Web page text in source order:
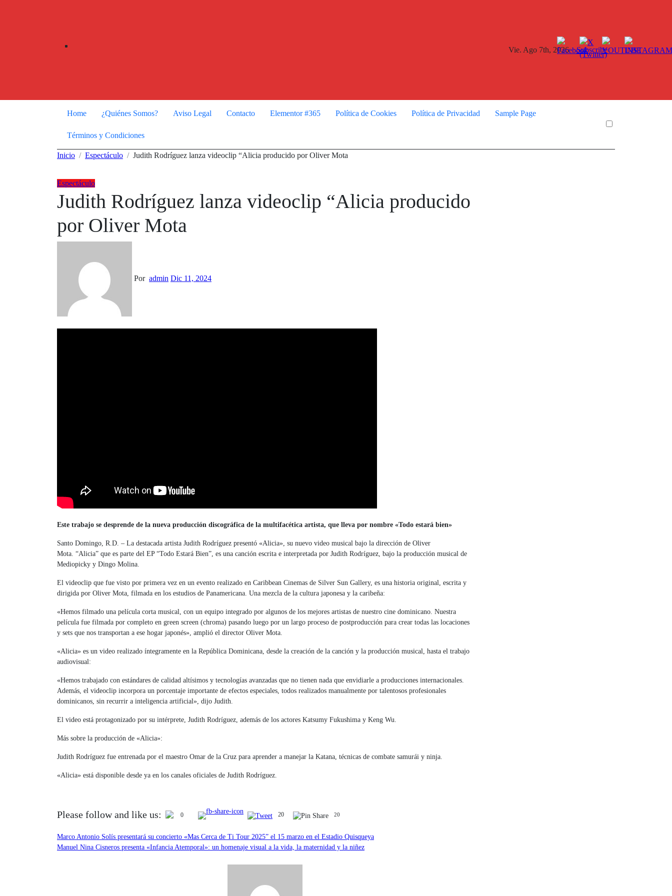
Vie. Ago 7th, 2026 Subscribe
Home ¿Quiénes Somos? Aviso Legal Contacto Elementor #365 Política de Cookies Política de Privacidad Sample Page
Términos y Condiciones
Inicio Espectáculo Judith Rodríguez lanza videoclip “Alicia producido por Oliver Mota
Espectáculo
Judith Rodríguez lanza videoclip “Alicia producido
por Oliver Mota
Por admin Dic 11, 2024
Este trabajo se desprende de la nueva producción discográfica de la multifacética artista, que lleva por nombre «Todo estará bien»
Santo Domingo, R.D. – La destacada artista Judith Rodríguez presentó «Alicia», su nuevo video musical bajo la dirección de Oliver
Mota. “Alicia” que es parte del EP “Todo Estará Bien”, es una canción escrita e interpretada por Judith Rodríguez, bajo la producción musical de
Mediopicky y Dingo Molina.
El videoclip que fue visto por primera vez en un evento realizado en Caribbean Cinemas de Silver Sun Gallery, es una historia original, escrita y
dirigida por Oliver Mota, filmada en los estudios de Panamericana. Una mezcla de la cultura japonesa y la caribeña:
«Hemos filmado una película corta musical, con un equipo integrado por algunos de los mejores artistas de nuestro cine dominicano. Nuestra
película fue filmada por completo en green screen (chroma) pasando luego por un largo proceso de postproducción para crear todas las locaciones
y sets que nos transportan a ese hogar japonés», amplió el director Oliver Mota.
«Alicia» es un video realizado íntegramente en la República Dominicana, desde la creación de la canción y la producción musical, hasta el trabajo
audiovisual:
«Hemos trabajado con estándares de calidad altísimos y tecnologías avanzadas que no tienen nada que envidiarle a producciones internacionales.
Además, el videoclip incorpora un porcentaje importante de efectos especiales, todos realizados manualmente por talentosos profesionales
dominicanos, sin recurrir a inteligencia artificial», dijo Judith.
El video está protagonizado por su intérprete, Judith Rodríguez, además de los actores Katsumy Fukushima y Keng Wu.
Más sobre la producción de «Alicia»:
Judith Rodríguez fue entrenada por el maestro Omar de la Cruz para aprender a manejar la Katana, técnicas de combate samurái y ninja.
«Alicia» está disponible desde ya en los canales oficiales de Judith Rodríguez.
Please follow and like us: 0 20 20
Navegación
Marco Antonio Solís presentará su concierto «Mas Cerca de Ti Tour 2025” el 15 marzo en el Estadio Quisqueya
Manuel Nina Cisneros presenta «Infancia Atemporal»: un homenaje visual a la vida, la maternidad y la niñez